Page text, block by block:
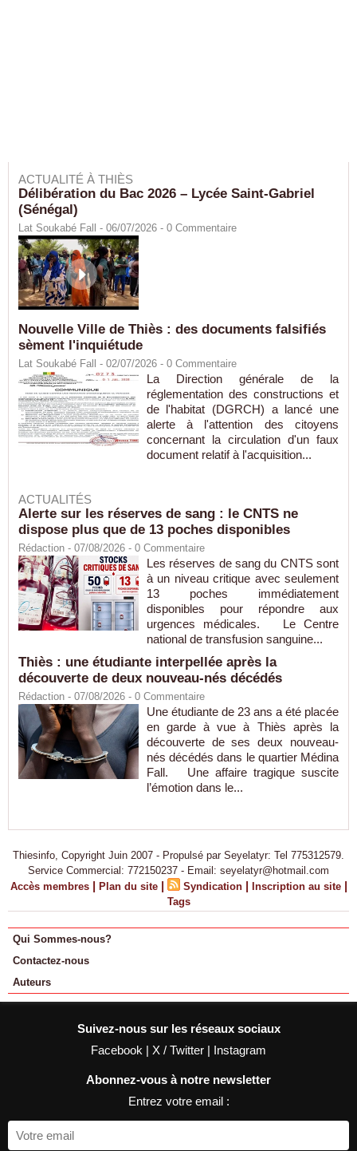
ACTUALITÉ À THIÈS
Délibération du Bac 2026 – Lycée Saint-Gabriel
(Sénégal)
Lat Soukabé Fall - 06/07/2026 - 0 Commentaire
Nouvelle Ville de Thiès : des documents falsifiés
sèment l'inquiétude
Lat Soukabé Fall - 02/07/2026 - 0 Commentaire
La Direction générale de la
réglementation des constructions et
de l'habitat (DGRCH) a lancé une
alerte à l'attention des citoyens
concernant la circulation d'un faux
document relatif à l'acquisition...
ACTUALITÉS
Alerte sur les réserves de sang : le CNTS ne
dispose plus que de 13 poches disponibles
Rédaction - 07/08/2026 - 0 Commentaire
Les réserves de sang du CNTS sont
à un niveau critique avec seulement
13 poches immédiatement
disponibles pour répondre aux
urgences médicales. Le Centre
national de transfusion sanguine...
Thiès : une étudiante interpellée après la
découverte de deux nouveau-nés décédés
Rédaction - 07/08/2026 - 0 Commentaire
Une étudiante de 23 ans a été placée
en garde à vue à Thiès après la
découverte de ses deux nouveau-
nés décédés dans le quartier Médina
Fall. Une affaire tragique suscite
l’émotion dans le...
Thiesinfo, Copyright Juin 2007 - Propulsé par Seyelatyr: Tel 775312579.
Service Commercial: 772150237 - Email: seyelatyr@hotmail.com
Accès membres | Plan du site | Syndication | Inscription au site |
Tags
Qui Sommes-nous?
Contactez-nous
Auteurs
Suivez-nous sur les réseaux sociaux
Facebook | X / Twitter | Instagram
Abonnez-vous à notre newsletter
Entrez votre email :